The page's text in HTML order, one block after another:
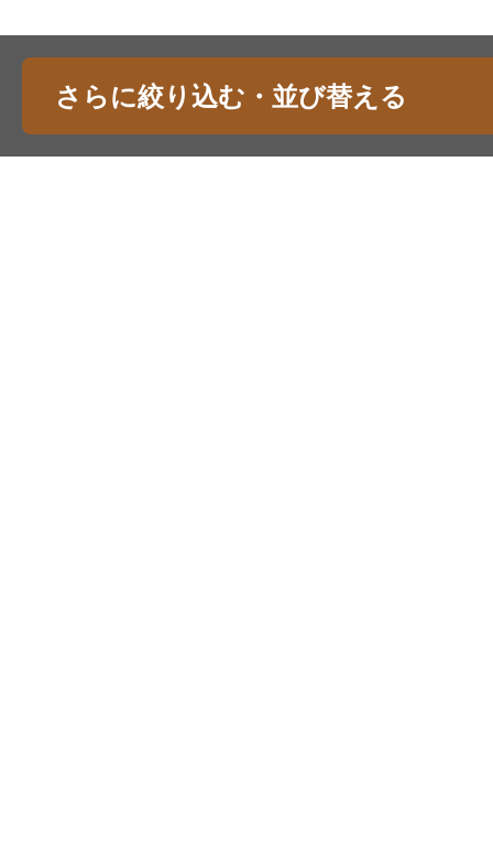
さらに絞り込む・並び替える